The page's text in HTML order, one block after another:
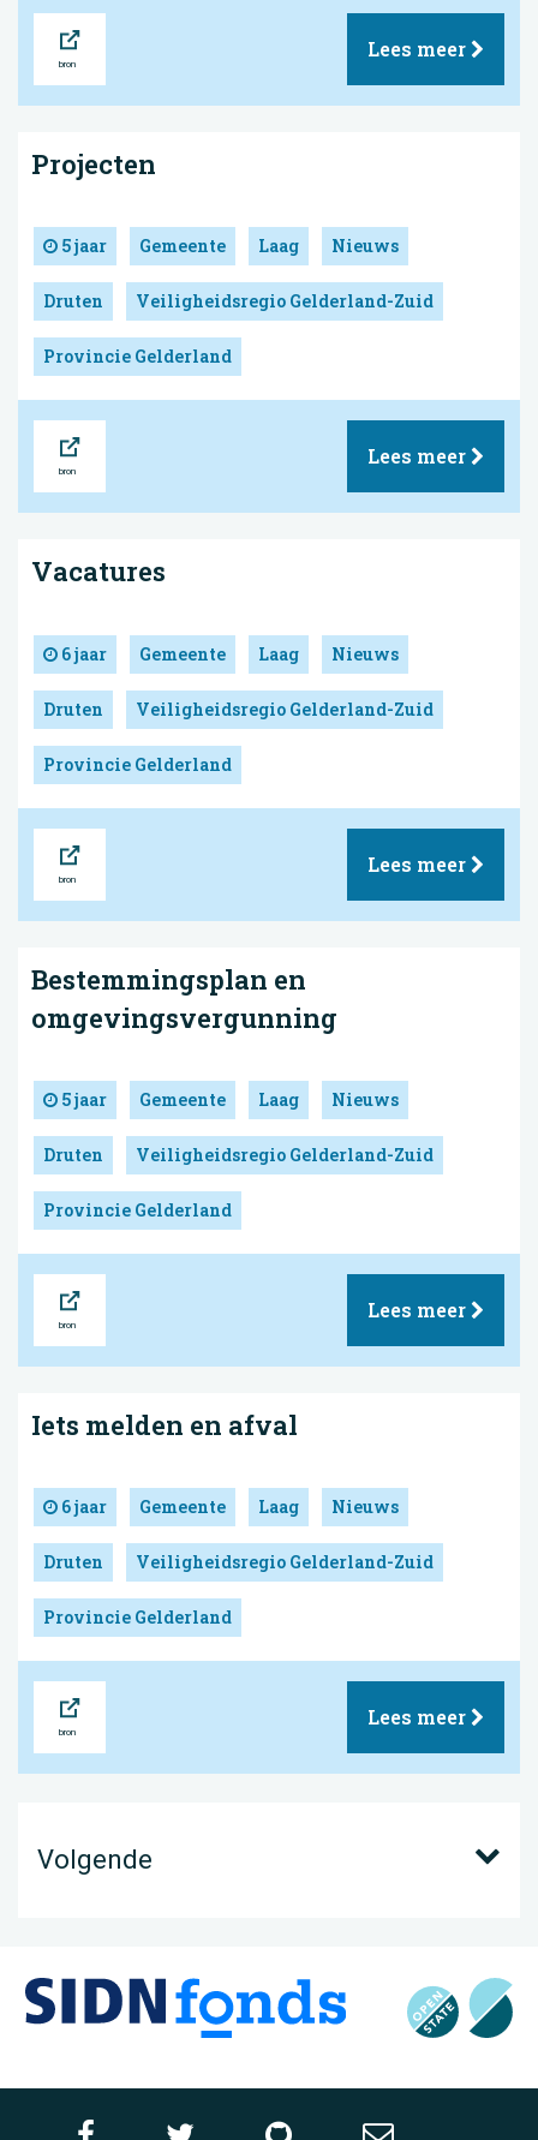
Lees meer
Projecten
5 jaar Gemeente Laag Nieuws
Druten Veiligheidsregio Gelderland-Zuid
Provincie Gelderland
Lees meer
Vacatures
6 jaar Gemeente Laag Nieuws
Druten Veiligheidsregio Gelderland-Zuid
Provincie Gelderland
Lees meer
Bestemmingsplan en
omgevingsvergunning
5 jaar Gemeente Laag Nieuws
Druten Veiligheidsregio Gelderland-Zuid
Provincie Gelderland
Lees meer
Iets melden en afval
6 jaar Gemeente Laag Nieuws
Druten Veiligheidsregio Gelderland-Zuid
Provincie Gelderland
Lees meer
Volgende